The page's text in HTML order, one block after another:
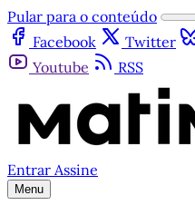
Pular para o conteúdo
Facebook
Twitter
Youtube
RSS
Entrar Assine
Menu